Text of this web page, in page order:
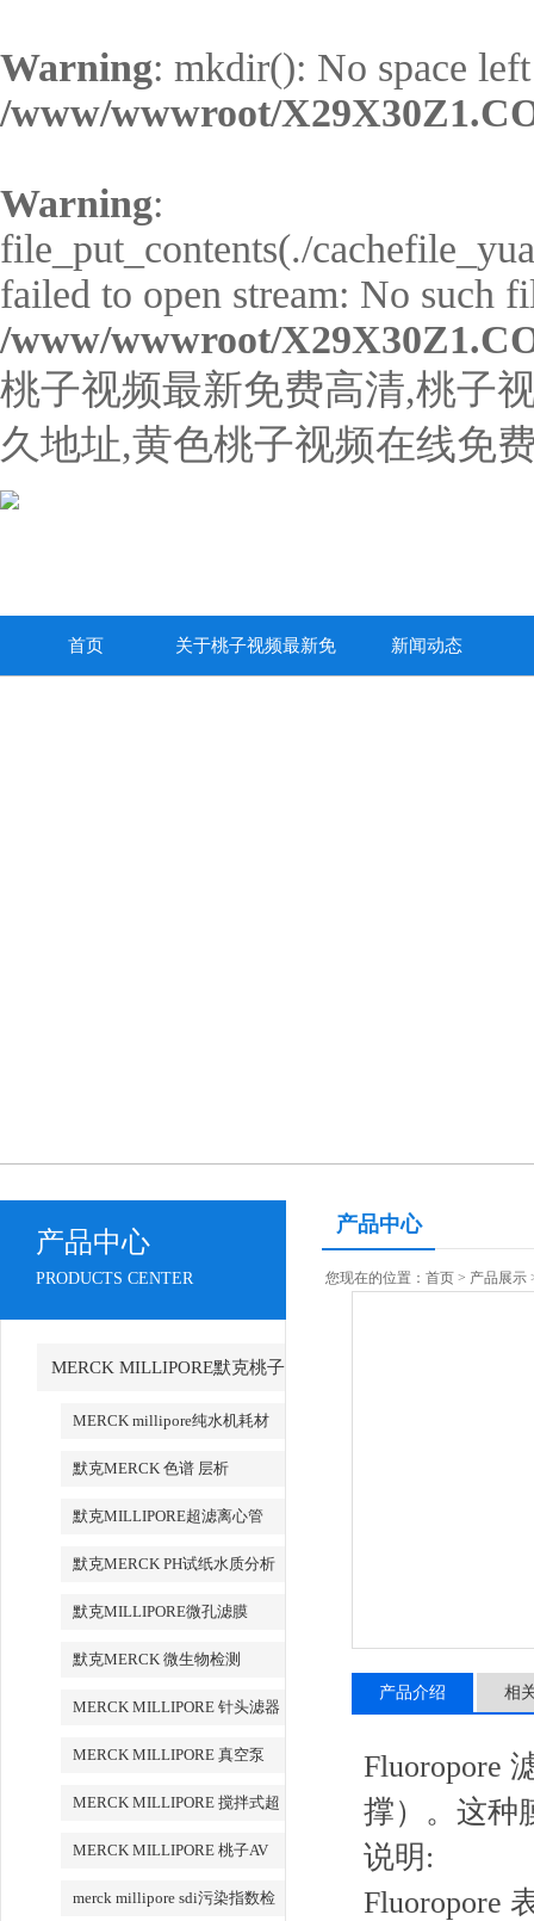
Warning: mkdir(): No space
/www/wwwroot/
Warning:
file_put_contents(./
failed to open stream: No such
/www/wwwroot/
桃子视频最新免费高清,桃子
久地址,黄色桃子视频在线免
首页 关于桃子视频最新免 新闻动态
产品中心
PRODUCTS CENTER
MERCK MILLIPORE默克桃子
AV永久地址产品
MERCK millipore纯水机耗材
默克MERCK 色谱 层析
默克MILLIPORE超滤离心管
默克MERCK PH试纸水质分析
默克MILLIPORE微孔滤膜
默克MERCK 微生物检测
MERCK MILLIPORE 针头滤器
MERCK MILLIPORE 真空泵
MERCK MILLIPORE 搅拌式超
MERCK MILLIPORE 桃子AV
永久地址清洁度检测设备
merck millipore sdi污染指数检
产品中心
您现在的位置： 首页 > 产品展示
产品介绍 相
Fluoropore
撑）。这种
说明:
Fluoropore